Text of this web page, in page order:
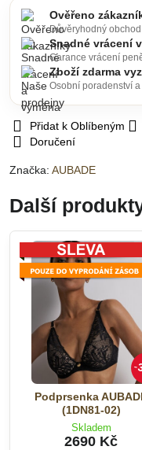
Přidat k Oblíbeným
Doručení
Značka: AUBADE
Ověřeno
Důvěryhodný
Snadné vrácení
Garance vrácení
Zboží zdarma
Osobní poradenství
Další
Podprsenka
(1DN81-02)
Skladem
2690 Kč